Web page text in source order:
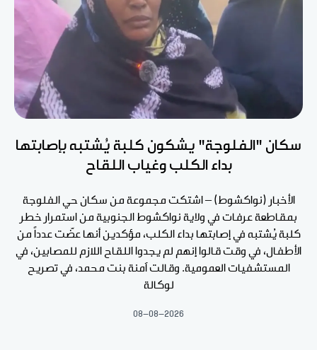
سكان "الفلوجة" يشكون كلبة يُشتبه بإصابتها
بداء الكلب وغياب اللقاح
الأخبار (نواكشوط) – اشتكت مجموعة من سكان حي الفلوجة
بمقاطعة عرفات في ولاية نواكشوط الجنوبية من استمرار خطر
كلبة يُشتبه في إصابتها بداء الكلب، مؤكدين أنها عضّت عدداً من
الأطفال، في وقت قالوا إنهم لم يجدوا اللقاح اللازم للمصابين، في
المستشفيات العمومية. وقالت آمنة بنت محمد، في تصريح
لوكالة
08-08-2026